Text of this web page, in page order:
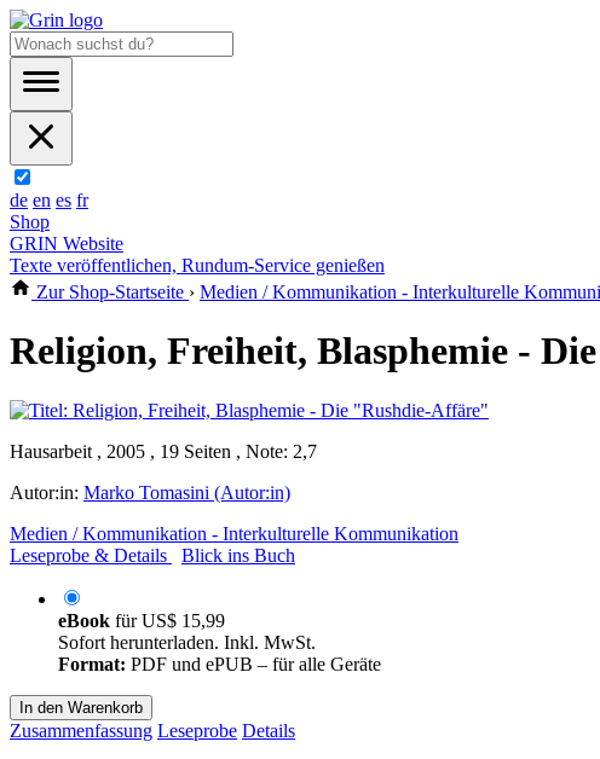
de en es fr
Shop
GRIN Website
Texte veröffentlichen, Rundum-Service genießen
Zur Shop-Startseite › Medien / Kommunikation - Interkulturelle
Religion, Freiheit, Blasphemie -
Hausarbeit , 2005 , 19 Seiten , Note: 2,7
Autor:in: Marko Tomasini (Autor:in)
Medien / Kommunikation - Interkulturelle Kommunikation
Leseprobe & Details
Blick ins Buch
eBook fürUS$ 15,99
Sofort herunterladen. Inkl. MwSt.
Format: PDF und ePUB – für alle Geräte
In den Warenkorb
Zusammenfassung Leseprobe Details